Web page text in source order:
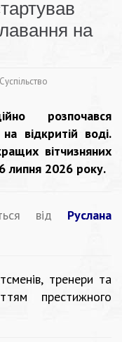
на
Суспільство
розпочався
відкритій воді.
вітчизняних
липня 2026 року.
від Руслана
тренери та
престижного